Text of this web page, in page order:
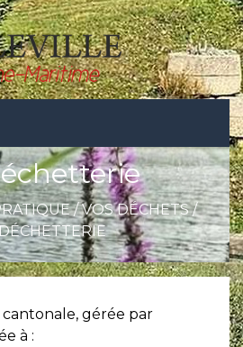
/VOS DÉCHETS/
gérée par
à :